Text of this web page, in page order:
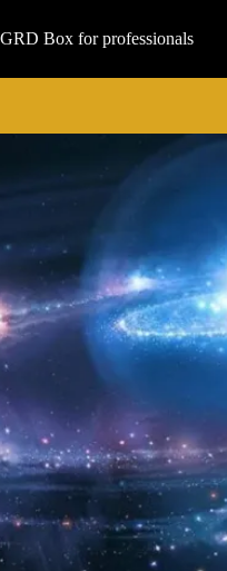
στο
περιεχόμενο
GRD Box for professionals